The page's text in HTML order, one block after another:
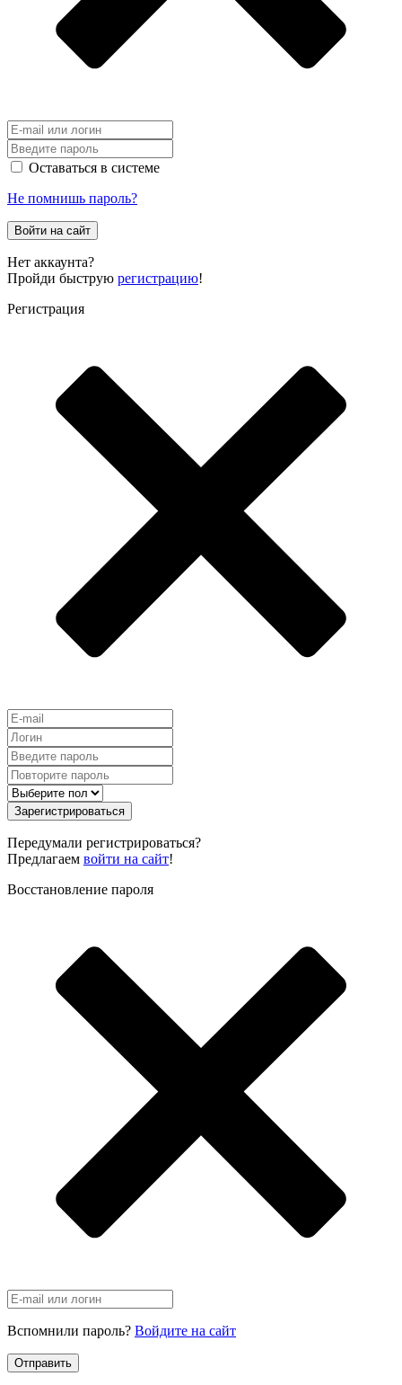
Оставаться в системе
Не помнишь пароль?
Войти на сайт
Нет аккаунта?
Пройди быструю регистрацию!
Регистрация
Зарегистрироваться
Передумали регистрироваться?
Предлагаем войти на сайт!
Восстановление пароля
Вспомнили пароль? Войдите на сайт
Отправить